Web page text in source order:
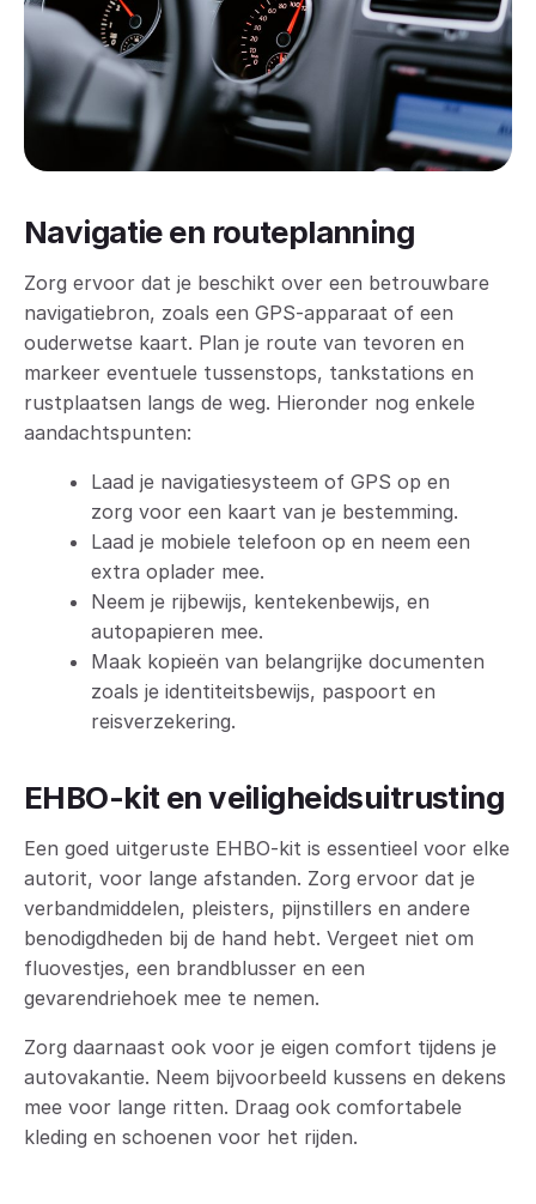
Navigatie en routeplanning
Zorg ervoor dat je beschikt over een betrouwbare
navigatiebron, zoals een GPS-apparaat of een
ouderwetse kaart. Plan je route van tevoren en
markeer eventuele tussenstops, tankstations en
rustplaatsen langs de weg. Hieronder nog enkele
aandachtspunten:
Laad je navigatiesysteem of GPS op en
zorg voor een kaart van je bestemming.
Laad je mobiele telefoon op en neem een
extra oplader mee.
Neem je rijbewijs, kentekenbewijs, en
autopapieren mee.
Maak kopieën van belangrijke documenten
zoals je identiteitsbewijs, paspoort en
reisverzekering.
EHBO-kit en veiligheidsuitrusting
Een goed uitgeruste EHBO-kit is essentieel voor elke
autorit, voor lange afstanden. Zorg ervoor dat je
verbandmiddelen, pleisters, pijnstillers en andere
benodigdheden bij de hand hebt. Vergeet niet om
fluovestjes, een brandblusser en een
gevarendriehoek mee te nemen.
Zorg daarnaast ook voor je eigen comfort tijdens je
autovakantie. Neem bijvoorbeeld kussens en dekens
mee voor lange ritten. Draag ook comfortabele
kleding en schoenen voor het rijden.